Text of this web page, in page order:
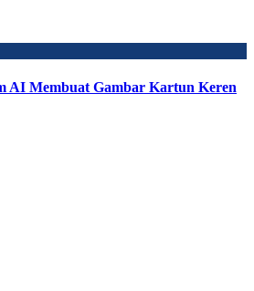
AI Membuat Gambar Kartun Keren